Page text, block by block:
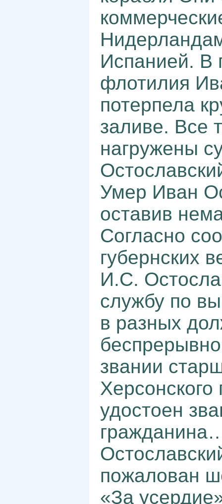
Испанией. В
флотилия
потерпела
заливе. Все
нагружены
Умер Иван
оставив
Согласно
губернских
И.С.
службу по
в разных
звании
Херсонского
удостоен
пожалован
«За